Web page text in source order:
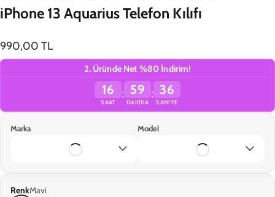
iPhone 13 Aquarius Telefon Kılıfı
990,00 TL
2. Üründe Net %80 İndirim!
16
SAAT
: 59
DAKIKA
: 36
SANIYE
Marka Model
RenkMavi